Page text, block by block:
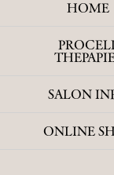
HOME
SALON
ONLINE